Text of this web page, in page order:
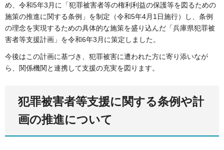
め、令和5年3月に「犯罪被害者等の権利利益の保護等を図るための
施策の推進に関する条例」を制定（令和5年4月1日施行）し、条例
の理念を実現するための具体的な施策を盛り込んだ「兵庫県犯罪被
害者等支援計画」を令和6年3月に策定しました。
今後はこの計画に基づき、犯罪被害に遭われた方に寄り添いなが
ら、関係機関と連携して支援の充実を図ります。
犯罪被害者等支援に関する条例や計
画の推進について